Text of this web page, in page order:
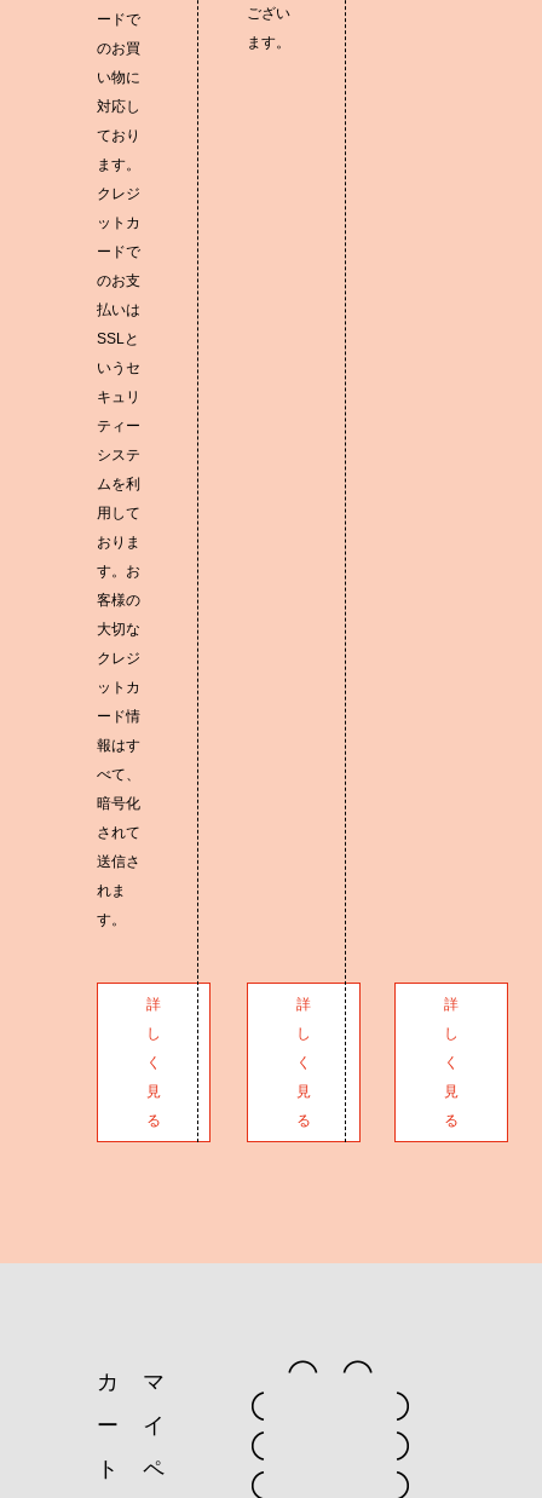
ードで
のお買
い物に
対応し
ており
ます。
クレジ
ットカ
ードで
のお支
払いは
SSLと
いうセ
キュリ
ティー
システ
ムを利
用して
おりま
す。お
客様の
大切な
クレジ
ットカ
ード情
報はす
べて、
暗号化
されて
送信さ
れま
す。
詳
し
く
見
る
ござい
ます。
詳
し
く
見
る
詳
し
く
見
る
カ
ー
ト
マ
イ
ペ